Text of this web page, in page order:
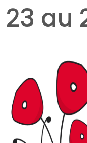
23 au